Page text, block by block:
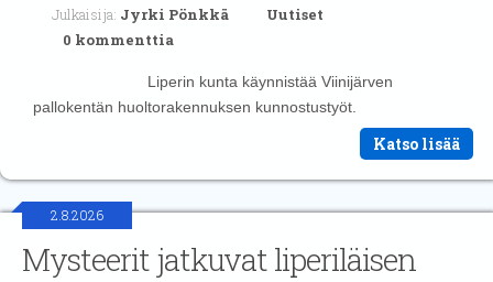
Julkaisija: Jyrki Pönkkä
Uutiset
0 kommenttia
Liperin kunta käynnistää Viinijärven
pallokentän huoltorakennuksen kunnostustyöt.
Katso lisää
2.8.2026
Mysteerit jatkuvat liperiläisen